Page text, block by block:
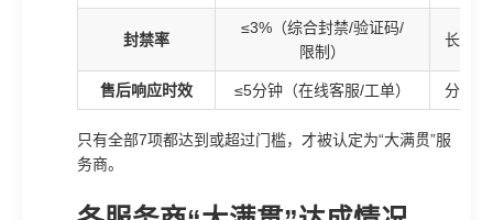
封禁率
≤3%（综合封禁/验证码/
限制）
长期
售后响应时效 ≤5分钟（在线客服/工单） 分时
只有全部7项都达到或超过门槛，才被认定为“大满贯”服
务商。